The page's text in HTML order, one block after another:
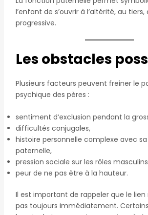
l’enfant de s’ouvrir à l’altérité, au
progressive.
Les obstacles
Plusieurs facteurs peuvent freiner le
psychique des pères :
sentiment d’exclusion pendant la
difficultés conjugales,
histoire personnelle complexe avec
paternelle,
pression sociale sur les rôles
peur de ne pas être à la hauteur.
Il est important de rappeler que le
pas toujours immédiatement.